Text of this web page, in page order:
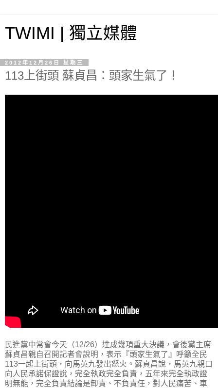
TWIMI | 獨立媒體
2012年12月26日 星期三
113上街頭 蘇貞昌：頭家生氣了！
民進黨中常會今天（12/26）達成幾項重大決議，會後黨主席
蘇貞昌親自召開記者會說明，表示『頭家生氣了』呼籲全民
113一起上街頭，向馬英九發出怒火。蘇貞昌說，馬英九親口
向人民承諾保證說，完全執政完全負責，五年來完全執政證
明無能，完全負責結論是卸責、不負責任，對人民痛苦、車